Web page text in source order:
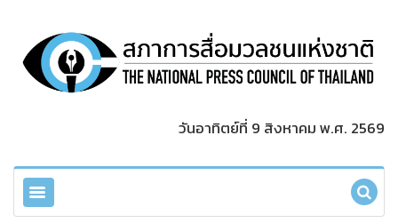
วันอาทิตย์ที่ 9 สิงหาคม พ.ศ. 2569